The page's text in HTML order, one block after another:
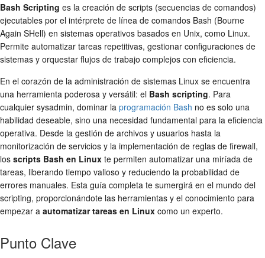
Bash Scripting es la creación de scripts (secuencias de comandos)
ejecutables por el intérprete de línea de comandos Bash (Bourne
Again SHell) en sistemas operativos basados en Unix, como Linux.
Permite automatizar tareas repetitivas, gestionar configuraciones de
sistemas y orquestar flujos de trabajo complejos con eficiencia.
En el corazón de la administración de sistemas Linux se encuentra
una herramienta poderosa y versátil: el Bash scripting. Para
cualquier sysadmin, dominar la programación Bash no es solo una
habilidad deseable, sino una necesidad fundamental para la eficiencia
operativa. Desde la gestión de archivos y usuarios hasta la
monitorización de servicios y la implementación de reglas de firewall,
los scripts Bash en Linux te permiten automatizar una miríada de
tareas, liberando tiempo valioso y reduciendo la probabilidad de
errores manuales. Esta guía completa te sumergirá en el mundo del
scripting, proporcionándote las herramientas y el conocimiento para
empezar a automatizar tareas en Linux como un experto.
Punto Clave